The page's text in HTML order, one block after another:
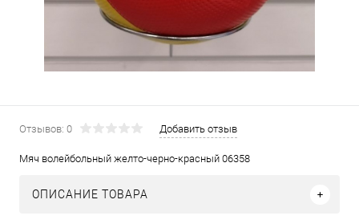
Отзывов: 0 Добавить отзыв
Мяч волейбольный желто-черно-красный 06358
ОПИСАНИЕ ТОВАРА